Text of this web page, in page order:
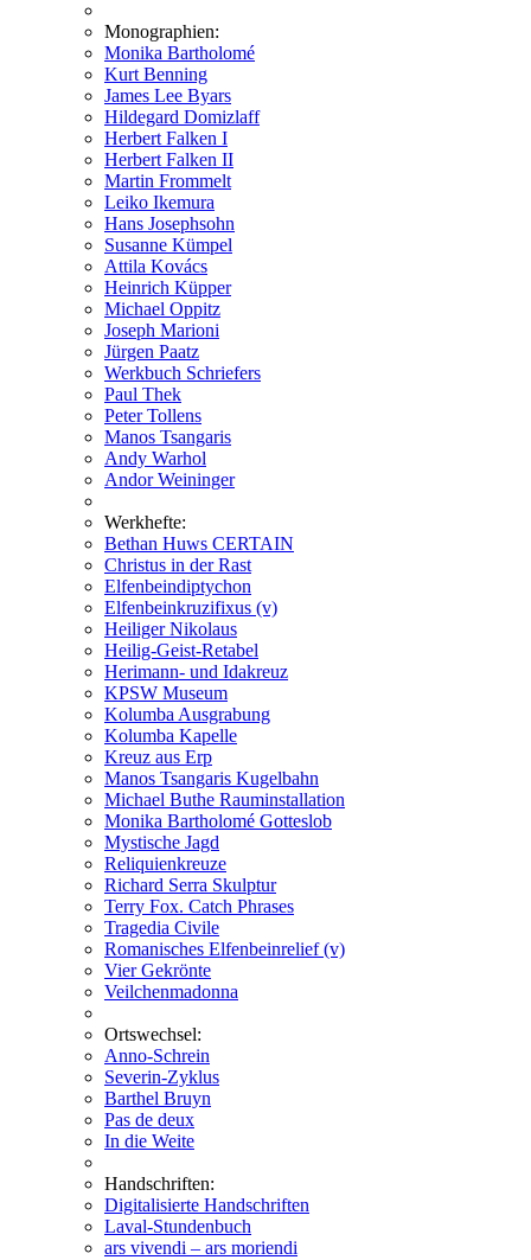
Monographien:
Monika Bartholomé
Kurt Benning
James Lee Byars
Hildegard Domizlaff
Herbert Falken I
Herbert Falken II
Martin Frommelt
Leiko Ikemura
Hans Josephsohn
Susanne Kümpel
Attila Kovács
Heinrich Küpper
Michael Oppitz
Joseph Marioni
Jürgen Paatz
Werkbuch Schriefers
Paul Thek
Peter Tollens
Manos Tsangaris
Andy Warhol
Andor Weininger
Werkhefte:
Bethan Huws CERTAIN
Christus in der Rast
Elfenbeindiptychon
Elfenbeinkruzifixus (v)
Heiliger Nikolaus
Heilig-Geist-Retabel
Herimann- und Idakreuz
KPSW Museum
Kolumba Ausgrabung
Kolumba Kapelle
Kreuz aus Erp
Manos Tsangaris Kugelbahn
Michael Buthe Rauminstallation
Monika Bartholomé Gotteslob
Mystische Jagd
Reliquienkreuze
Richard Serra Skulptur
Terry Fox. Catch Phrases
Tragedia Civile
Romanisches Elfenbeinrelief (v)
Vier Gekrönte
Veilchenmadonna
Ortswechsel:
Anno-Schrein
Severin-Zyklus
Barthel Bruyn
Pas de deux
In die Weite
Handschriften:
Digitalisierte Handschriften
Laval-Stundenbuch
ars vivendi – ars moriendi